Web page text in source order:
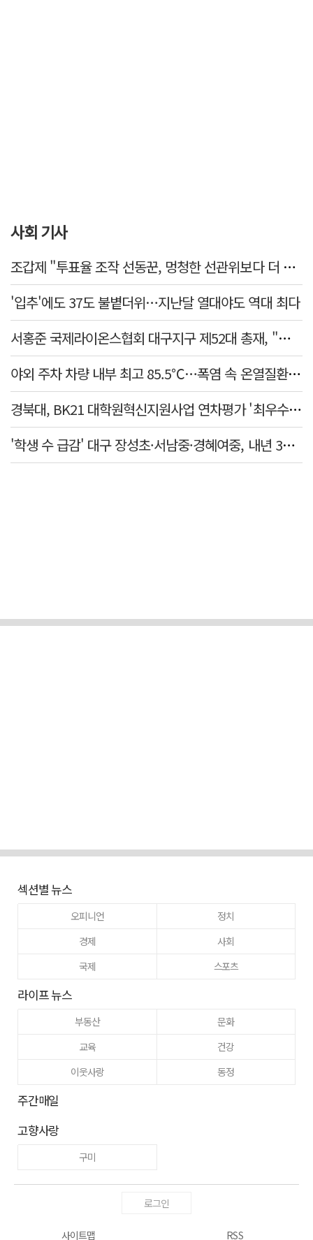
사회 기사
조갑제 "투표율 조작 선동꾼, 멍청한 선관위보다 더 나빠…부정선거, 불가능"
'입추'에도 37도 불볕더위…지난달 열대야도 역대 최다
서홍준 국제라이온스협회 대구지구 제52대 총재, "지역사회 모두가 웃는 날까지 봉사"
야외 주차 차량 내부 최고 85.5℃…폭염 속 온열질환·차량 방치사고 주의보
경북대, BK21 대학원혁신지원사업 연차평가 '최우수'… 6년 연속 사업비 증액
'학생 수 급감' 대구 장성초·서남중·경혜여중, 내년 3월 인근 학교와 통합
섹션별 뉴스
오피니언
정치
경제
사회
국제
스포츠
라이프 뉴스
부동산
문화
교육
건강
이웃사랑
동정
주간매일
고향사랑
구미
로그인
사이트맵 RSS